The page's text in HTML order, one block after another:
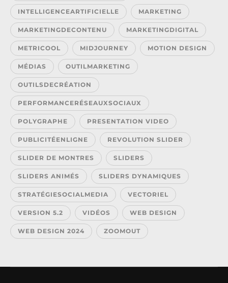
INTELLIGENCEARTIFICIELLE MARKETING
MARKETINGDECONTENU MARKETINGDIGITAL
METRICOOL MIDJOURNEY MOTION DESIGN
MÉDIAS OUTILMARKETING
OUTILSDECRÉATION
PERFORMANCERÉSEAUXSOCIAUX
POLYGRAPHE PRESENTATION VIDEO
PUBLICITÉENLIGNE REVOLUTION SLIDER
SLIDER DE MONTRES SLIDERS
SLIDERS ANIMÉS SLIDERS DYNAMIQUES
STRATÉGIESOCIALMEDIA VECTORIEL
VERSION 5.2 VIDÉOS WEB DESIGN
WEB DESIGN 2024 ZOOMOUT